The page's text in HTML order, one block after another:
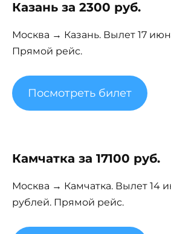
Казань за 2300 руб.
Москва → Казань. Вылет 17
Прямой рейс.
Посмотреть билет
Камчатка за 17100 руб.
Москва → Камчатка. Вылет 14
рублей. Прямой рейс.